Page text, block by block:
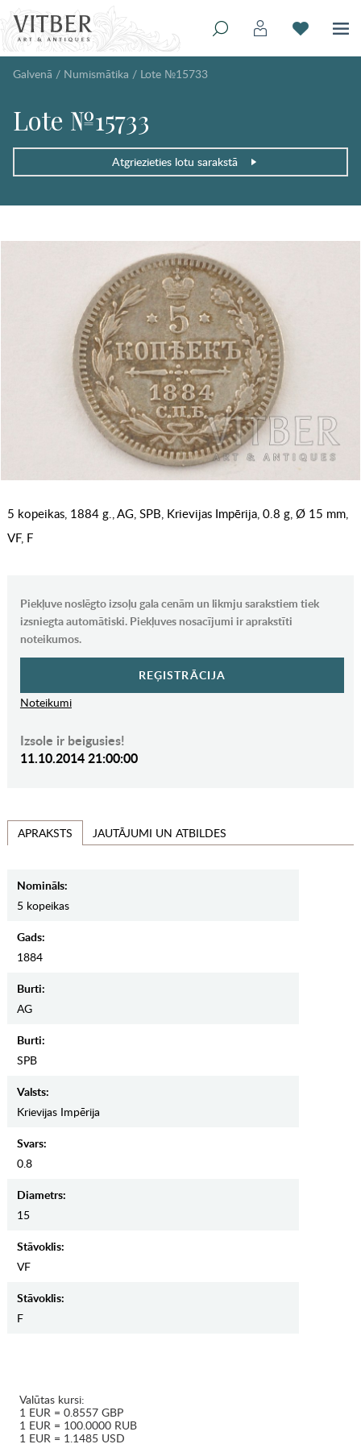
Galvenā / Numismātika / Lote №15733
Lote №15733
Atgriezieties lotu sarakstā
5 kopeikas, 1884 g., AG, SPB, Krievijas Impērija, 0.8 g, Ø 15 mm,
VF, F
Piekļuve noslēgto izsoļu gala cenām un likmju sarakstiem tiek
izsniegta automātiski. Piekļuves nosacījumi ir aprakstīti
noteikumos.
REĢISTRĀCIJA
Noteikumi
Izsole ir beigusies!
11.10.2014 21:00:00
APRAKSTS JAUTĀJUMI UN ATBILDES
Nomināls:
5 kopeikas
Gads:
1884
Burti:
AG
Burti:
SPB
Valsts:
Krievijas Impērija
Svars:
0.8
Diametrs:
15
Stāvoklis:
VF
Stāvoklis:
F
Valūtas kursi:
1 EUR = 0.8557 GBP
1 EUR = 100.0000 RUB
1 EUR = 1.1485 USD